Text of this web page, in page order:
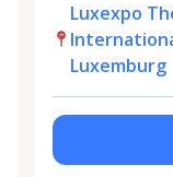
Luxexpo
Luxemburg